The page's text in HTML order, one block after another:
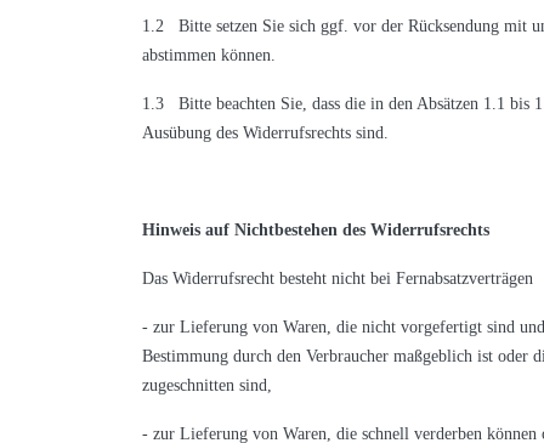
1.2 Bitte setzen Sie sich ggf. vor der Rücksendung mit
abstimmen können.
1.3 Bitte beachten Sie, dass die in den Absätzen 1.1 bis
Ausübung des Widerrufsrechts sind.
Hinweis auf Nichtbestehen des Widerrufsrechts
Das Widerrufsrecht besteht nicht bei Fernabsatzverträgen
- zur Lieferung von Waren, die nicht vorgefertigt sind
Bestimmung durch den Verbraucher maßgeblich ist oder
zugeschnitten sind,
- zur Lieferung von Waren, die schnell verderben